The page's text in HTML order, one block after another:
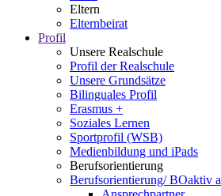
Eltern
Elternbeirat
Profil
Unsere Realschule
Profil der Realschule
Unsere Grundsätze
Bilinguales Profil
Erasmus +
Soziales Lernen
Sportprofil (WSB)
Medienbildung und iPads
Berufsorientierung
Berufsorientierung/ BOaktiv